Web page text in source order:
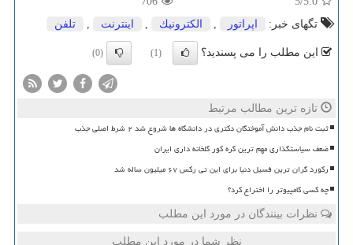
تگهای خبر:
اپراتور الكترونیك اینترنت تلفن
این مطلب را می پسندید؟ (1)
(0)
تازه ترین مطالب مرتبط
ثبت نام جذب دانش آموختگان دکتری در دانشگاه ها شروع شد ۲ شرط اصلی جذب
ضعف سیاستگذاری مهم ترین گره کور گلخانه داری ایران
رکورد گران ترین فسیل دنیا برای این تی رکس ۶۷ میلیون ساله شد
چه کسی کامپیوتر را اختراع کرد؟
نظرات بینندگان در مورد این مطلب
نظر شما در مورد این مطلب